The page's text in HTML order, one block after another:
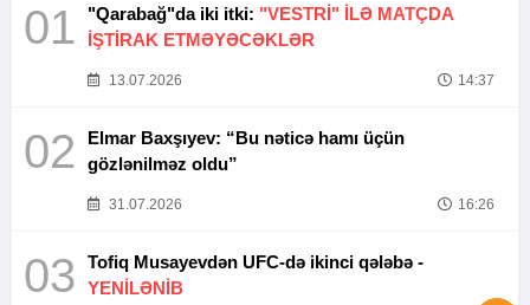
01 "Qarabağ"da iki itki: "VESTRİ" İLƏ MATÇDA
İŞTİRAK ETMƏYƏCƏKLƏR
13.07.2026 14:37
02
Elmar Baxşıyev: “Bu nəticə hamı üçün
gözlənilməz oldu”
31.07.2026 16:26
03
Tofiq Musayevdən UFC-də ikinci qələbə -
YENİLƏNİB